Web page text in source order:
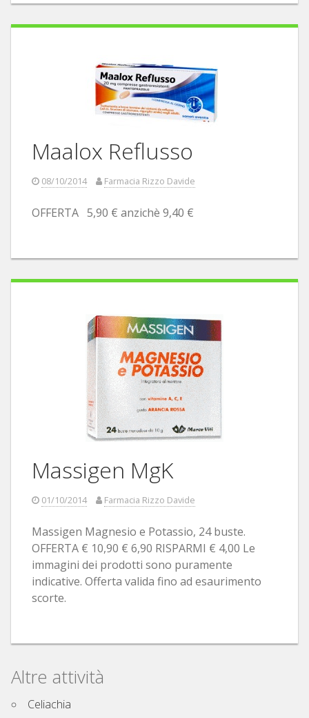
Maalox Reflusso
08/10/2014 Farmacia Rizzo Davide
OFFERTA 5,90 € anzichè 9,40 €
Massigen MgK
01/10/2014 Farmacia Rizzo Davide
Massigen Magnesio e Potassio, 24 buste.
OFFERTA € 10,90 € 6,90 RISPARMI € 4,00 Le
immagini dei prodotti sono puramente
indicative. Offerta valida fino ad esaurimento
scorte.
Altre attività
Celiachia